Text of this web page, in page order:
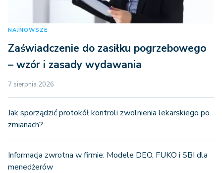
NAJNOWSZE
Zaświadczenie do zasiłku pogrzebowego
– wzór i zasady wydawania
7 sierpnia 2026
Jak sporządzić protokół kontroli zwolnienia lekarskiego po
zmianach?
Informacja zwrotna w firmie: Modele DEO, FUKO i SBI dla
menedżerów